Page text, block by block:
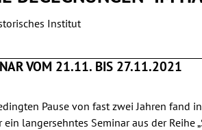
Institut
VOM 21.11. BIS 27.11.2021
Pause von fast zwei Jahren fand
langersehntes Seminar aus der Reihe